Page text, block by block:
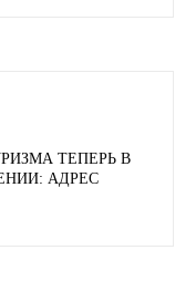
ТЕПЕРЬ В
АДРЕС